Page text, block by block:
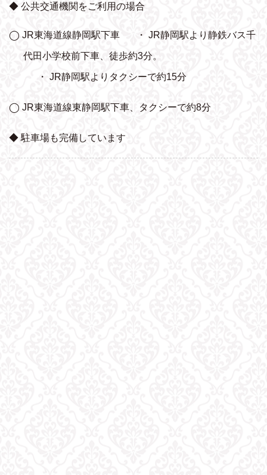
◆ 公共交通機関をご利用の場合
◯ JR東海道線静岡駅下車 ・ JR静岡駅より静鉄バス千
代田小学校前下車、 徒歩約3分。
・ JR静岡駅よりタクシーで約15分
◯ JR東海道線東静岡駅下車、タクシーで約8分
◆ 駐車場も完備しています